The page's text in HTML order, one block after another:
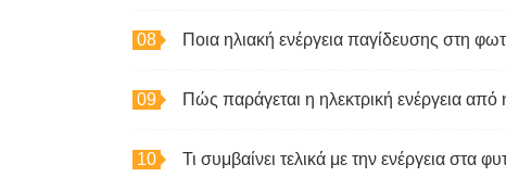
Ποια ηλιακή ενέργεια παγίδευσης στη
Πώς παράγεται η ηλεκτρική ενέργεια από
Τι συμβαίνει τελικά με την ενέργεια στα